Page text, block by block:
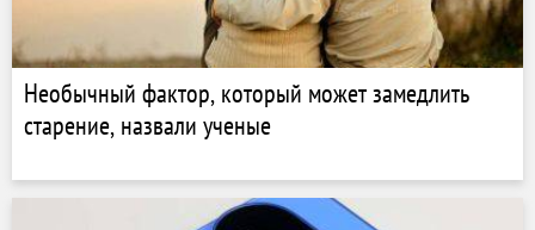
Необычный фактор, который может замедлить
старение, назвали ученые